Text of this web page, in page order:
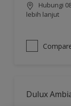
Hubungi
lebih lanjut
Dulux